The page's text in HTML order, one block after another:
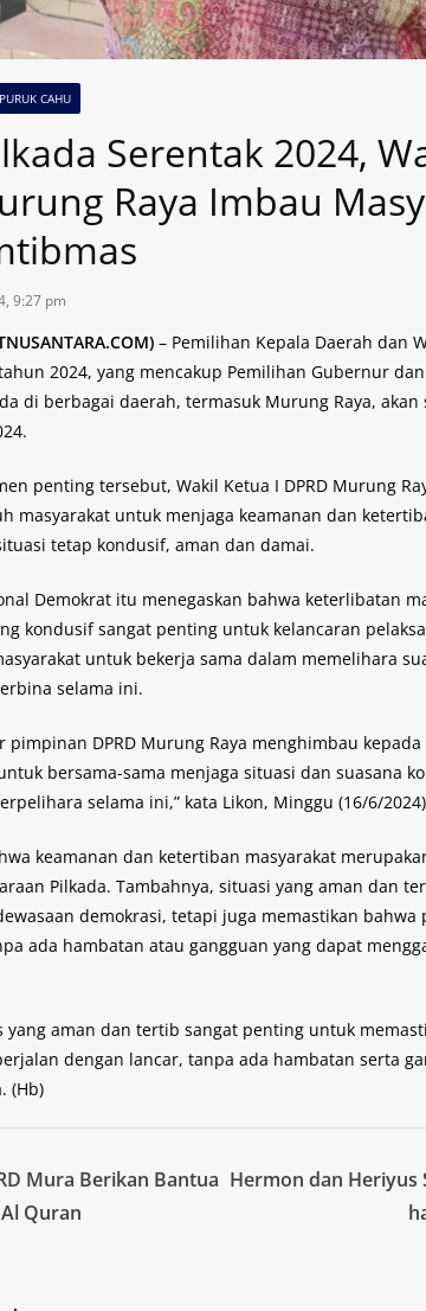
PURUK CAHU
Serentak 2024,
Raya Imbau
9:27 pm
– Pemilihan Kepala Daerah dan
2024, yang mencakup Pemilihan Gubernur
di berbagai daerah, termasuk Murung Raya, akan
penting tersebut, Wakil Ketua I DPRD Murung
masyarakat untuk menjaga keamanan dan
tetap kondusif, aman dan damai.
Demokrat itu menegaskan bahwa keterlibatan
kondusif sangat penting untuk kelancaran
untuk bekerja sama dalam memelihara
selama ini.
pimpinan DPRD Murung Raya menghimbau
bersama-sama menjaga situasi dan suasana
selama ini,” kata Likon, Minggu (16/6/2024)
keamanan dan ketertiban masyarakat
Pilkada. Tambahnya, situasi yang aman dan
demokrasi, tetapi juga memastikan bahwa
ada hambatan atau gangguan yang dapat
yang aman dan tertib sangat penting untuk
dengan lancar, tanpa ada hambatan serta
(Hb)
Mura Berikan Bantua
Quran
Hermon dan Heriyus